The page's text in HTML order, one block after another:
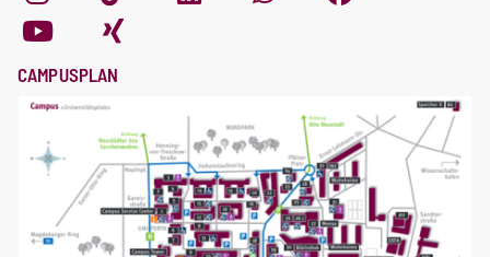
CAMPUSPLAN